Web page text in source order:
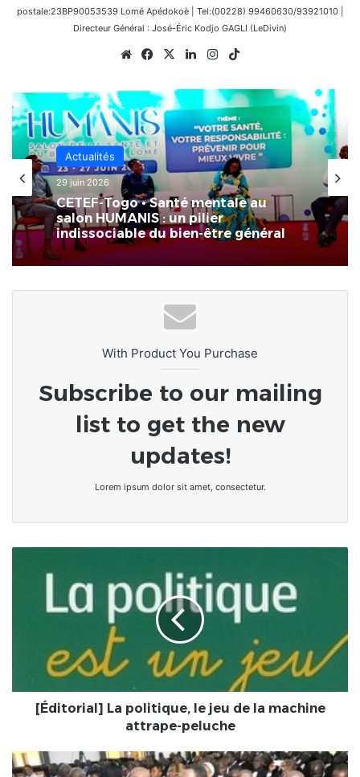
postale:23BP90053539 Lomé Apédokoè | Tel:(00228) 99460630/93921010 |
Directeur Général : José-Éric Kodjo GAGLI (LeDivin)
WebsiteFacebook
X LinkedinInstagram
Actualités
29 juin 2026
CETEF-Togo • Santé mentale au
salon HUMANIS : un pilier
indissociable du bien-être général
With Product You Purchase
Subscribe to our mailing
list to get the new
updates!
Lorem ipsum dolor sit amet, consectetur.
machine
peluche[Éditorial] La politique, le jeu de la machine
attrape-peluche
Togo